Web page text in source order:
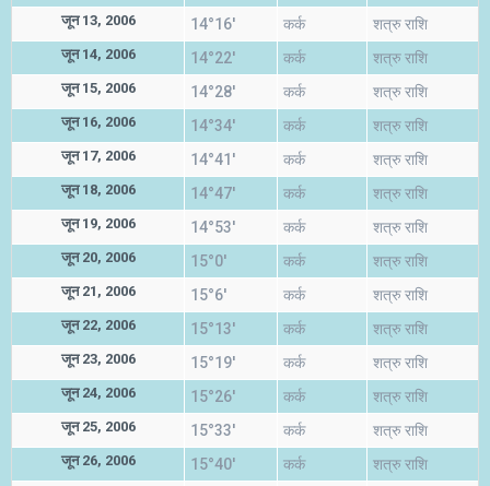
जून 13, 2006 14°16' कर्क शत्रु राशि
जून 14, 2006 14°22' कर्क शत्रु राशि
जून 15, 2006 14°28' कर्क शत्रु राशि
जून 16, 2006 14°34' कर्क शत्रु राशि
जून 17, 2006 14°41' कर्क शत्रु राशि
जून 18, 2006 14°47' कर्क शत्रु राशि
जून 19, 2006 14°53' कर्क शत्रु राशि
जून 20, 2006 15°0' कर्क शत्रु राशि
जून 21, 2006 15°6' कर्क शत्रु राशि
जून 22, 2006 15°13' कर्क शत्रु राशि
जून 23, 2006 15°19' कर्क शत्रु राशि
जून 24, 2006 15°26' कर्क शत्रु राशि
जून 25, 2006 15°33' कर्क शत्रु राशि
जून 26, 2006 15°40' कर्क शत्रु राशि